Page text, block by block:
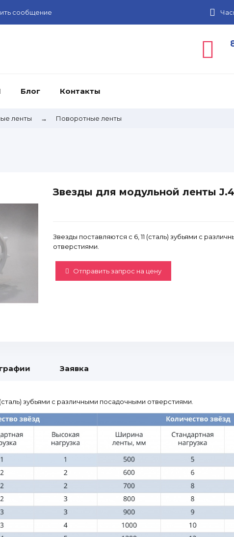
сообщение
Блог Контакты
ленты → Поворотные ленты
Звезды для модульной ленты
Звезды поставляются с 6, 11 (сталь) зубьями с
отверстиями.
Отправить запрос на цену
Заявка
зубьями с различными посадочными отверстиями.